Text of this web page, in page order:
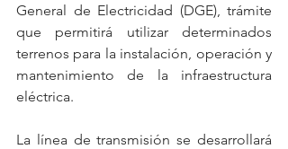
General de Electricidad (DGE), trámite
que permitirá utilizar determinados
terrenos para la instalación, operación y
mantenimiento de la infraestructura
eléctrica.
La línea de transmisión se desarrollará